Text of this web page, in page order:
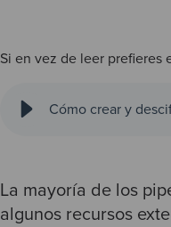
Si en vez de leer prefieres
Cómo crear y
La mayoría de los
algunos recursos